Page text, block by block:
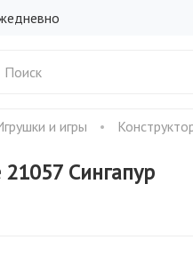
и игры
Сингапур